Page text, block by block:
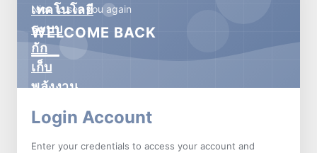
Nice to see you again
WELCOME BACK
Login Account
Enter your credentials to access your account and